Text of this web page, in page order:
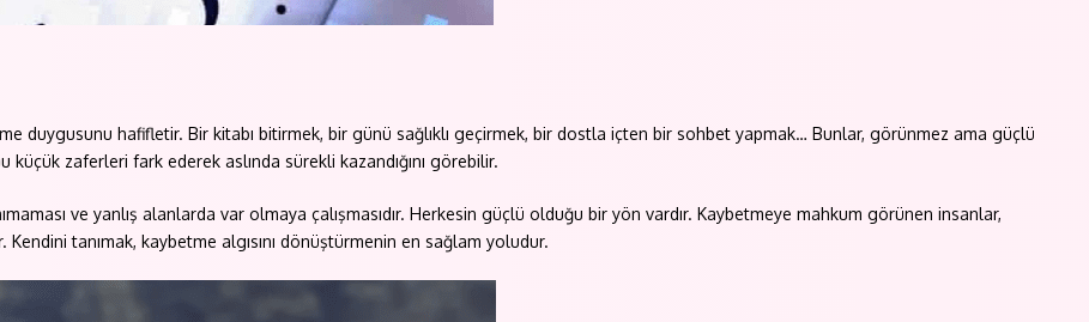
duygusunu hafifletir. Bir kitabı bitirmek, bir günü sağlıklı geçirmek, bir dostla içten bir sohbet yapmak… Bunlar, görünmez ama güçlü
zaferleri fark ederek aslında sürekli kazandığını görebilir.
ve yanlış alanlarda var olmaya çalışmasıdır. Herkesin güçlü olduğu bir yön vardır. Kaybetmeye mahkum görünen insanlar,
tanımak, kaybetme algısını dönüştürmenin en sağlam yoludur.